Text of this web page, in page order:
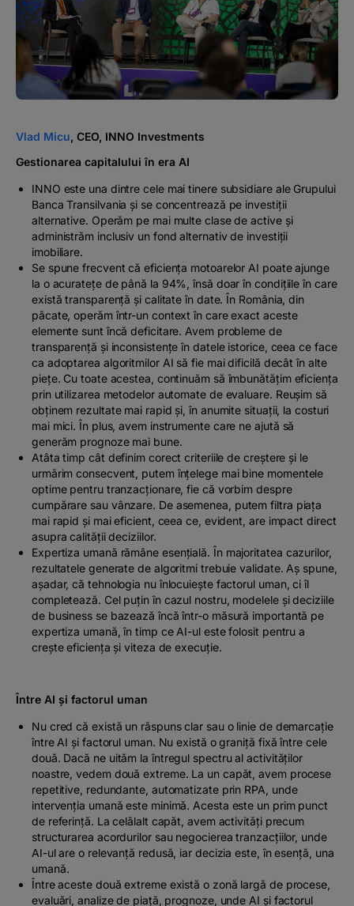
Vlad Micu, CEO, INNO Investments
Gestionarea capitalului în era AI
INNO este una dintre cele mai tinere subsidiare ale Grupului
Banca Transilvania și se concentrează pe investiții
alternative. Operăm pe mai multe clase de active și
administrăm inclusiv un fond alternativ de investiții
imobiliare.
Se spune frecvent că eficiența motoarelor AI poate ajunge
la o acuratețe de până la 94%, însă doar în condițiile în care
există transparență și calitate în date. În România, din
păcate, operăm într-un context în care exact aceste
elemente sunt încă deficitare. Avem probleme de
transparență și inconsistențe în datele istorice, ceea ce face
ca adoptarea algoritmilor AI să fie mai dificilă decât în alte
piețe. Cu toate acestea, continuăm să îmbunătățim eficiența
prin utilizarea metodelor automate de evaluare. Reușim să
obținem rezultate mai rapid și, în anumite situații, la costuri
mai mici. În plus, avem instrumente care ne ajută să
generăm prognoze mai bune.
Atâta timp cât definim corect criteriile de creștere și le
urmărim consecvent, putem înțelege mai bine momentele
optime pentru tranzacționare, fie că vorbim despre
cumpărare sau vânzare. De asemenea, putem filtra piața
mai rapid și mai eficient, ceea ce, evident, are impact direct
asupra calității deciziilor.
Expertiza umană rămâne esențială. În majoritatea cazurilor,
rezultatele generate de algoritmi trebuie validate. Aș spune,
așadar, că tehnologia nu înlocuiește factorul uman, ci îl
completează. Cel puțin în cazul nostru, modelele și deciziile
de business se bazează încă într-o măsură importantă pe
expertiza umană, în timp ce AI-ul este folosit pentru a
crește eficiența și viteza de execuție.
Între AI și factorul uman
Nu cred că există un răspuns clar sau o linie de demarcație
între AI și factorul uman. Nu există o graniță fixă între cele
două. Dacă ne uităm la întregul spectru al activităților
noastre, vedem două extreme. La un capăt, avem procese
repetitive, redundante, automatizate prin RPA, unde
intervenția umană este minimă. Acesta este un prim punct
de referință. La celălalt capăt, avem activități precum
structurarea acordurilor sau negocierea tranzacțiilor, unde
AI-ul are o relevanță redusă, iar decizia este, în esență, una
umană.
Între aceste două extreme există o zonă largă de procese,
evaluări, analize de piață, prognoze, unde AI și factorul